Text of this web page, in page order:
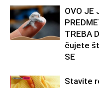
OVO JE
TREBA
čujete
SE
Stavite